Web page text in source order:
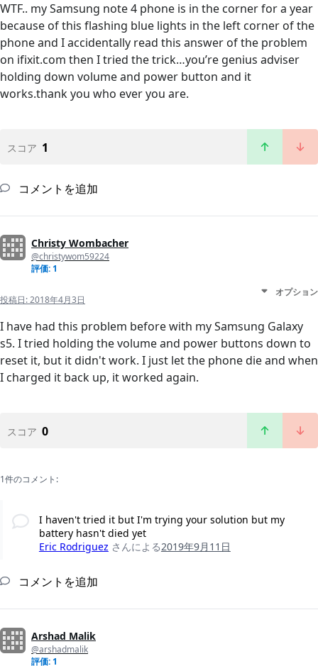
WTF.. my Samsung note 4 phone is in the corner for a year
because of this flashing blue lights in the left corner of the
phone and I accidentally read this answer of the problem
on ifixit.com then I tried the trick…you’re genius adviser
holding down volume and power button and it
works.thank you who ever you are.
スコア 1
コメントを追加
Christy Wombacher
@christywom59224
評価: 1
投稿日:2018年4月3日
オプション
I have had this problem before with my Samsung Galaxy
s5. I tried holding the volume and power buttons down to
reset it, but it didn't work. I just let the phone die and when
I charged it back up, it worked again.
スコア 0
1件のコメント:
I haven't tried it but I'm trying your solution but my
battery hasn't died yet
Eric Rodriguez さんによる2019年9月11日
コメントを追加
Arshad Malik
@arshadmalik
評価: 1